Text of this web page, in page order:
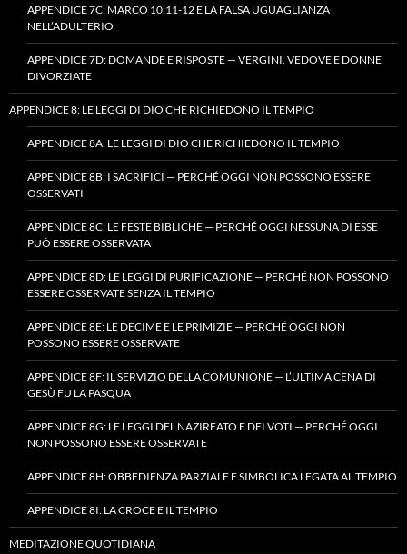
APPENDICE 7C: MARCO 10:11-12 E LA FALSA UGUAGLIANZA
NELL’ADULTERIO
APPENDICE 7D: DOMANDE E RISPOSTE — VERGINI, VEDOVE E DONNE
DIVORZIATE
APPENDICE 8: LE LEGGI DI DIO CHE RICHIEDONO IL TEMPIO
APPENDICE 8A: LE LEGGI DI DIO CHE RICHIEDONO IL TEMPIO
APPENDICE 8B: I SACRIFICI — PERCHÉ OGGI NON POSSONO ESSERE
OSSERVATI
APPENDICE 8C: LE FESTE BIBLICHE — PERCHÉ OGGI NESSUNA DI ESSE
PUÒ ESSERE OSSERVATA
APPENDICE 8D: LE LEGGI DI PURIFICAZIONE — PERCHÉ NON POSSONO
ESSERE OSSERVATE SENZA IL TEMPIO
APPENDICE 8E: LE DECIME E LE PRIMIZIE — PERCHÉ OGGI NON
POSSONO ESSERE OSSERVATE
APPENDICE 8F: IL SERVIZIO DELLA COMUNIONE — L’ULTIMA CENA DI
GESÙ FU LA PASQUA
APPENDICE 8G: LE LEGGI DEL NAZIREATO E DEI VOTI — PERCHÉ OGGI
NON POSSONO ESSERE OSSERVATE
APPENDICE 8H: OBBEDIENZA PARZIALE E SIMBOLICA LEGATA AL TEMPIO
APPENDICE 8I: LA CROCE E IL TEMPIO
MEDITAZIONE QUOTIDIANA